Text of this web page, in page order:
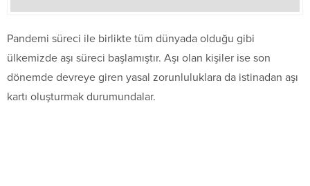
Pandemi süreci ile birlikte tüm dünyada olduğu gibi
ülkemizde aşı süreci başlamıştır. Aşı olan kişiler ise son
dönemde devreye giren yasal zorunluluklara da istinadan aşı
kartı oluşturmak durumundalar.